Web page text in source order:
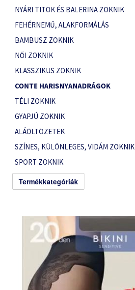
NYÁRI TITOK ÉS BALERINA ZOKNIK
FEHÉRNEMŰ, ALAKFORMÁLÁS
BAMBUSZ ZOKNIK
NŐI ZOKNIK
KLASSZIKUS ZOKNIK
CONTE HARISNYANADRÁGOK
TÉLI ZOKNIK
GYAPJÚ ZOKNIK
ALÁÖLTÖZETEK
SZÍNES, KÜLÖNLEGES, VIDÁM ZOKNIK
SPORT ZOKNIK
Termékkategóriák